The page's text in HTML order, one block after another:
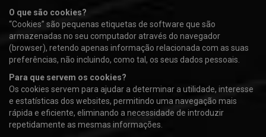
O que são cookies?
“Cookies” são pequenas etiquetas de software que são
armazenadas no seu computador através do navegador
(browser), retendo apenas informação relacionada com as suas
preferências, não incluindo, como tal, os seus dados pessoais.
Para que servem os cookies?
Os cookies servem para ajudar a determinar a utilidade, interesse
e estatísticas dos websites, permitindo uma navegação mais
rápida e eficiente, eliminando a necessidade de introduzir
repetidamente as mesmas informações.